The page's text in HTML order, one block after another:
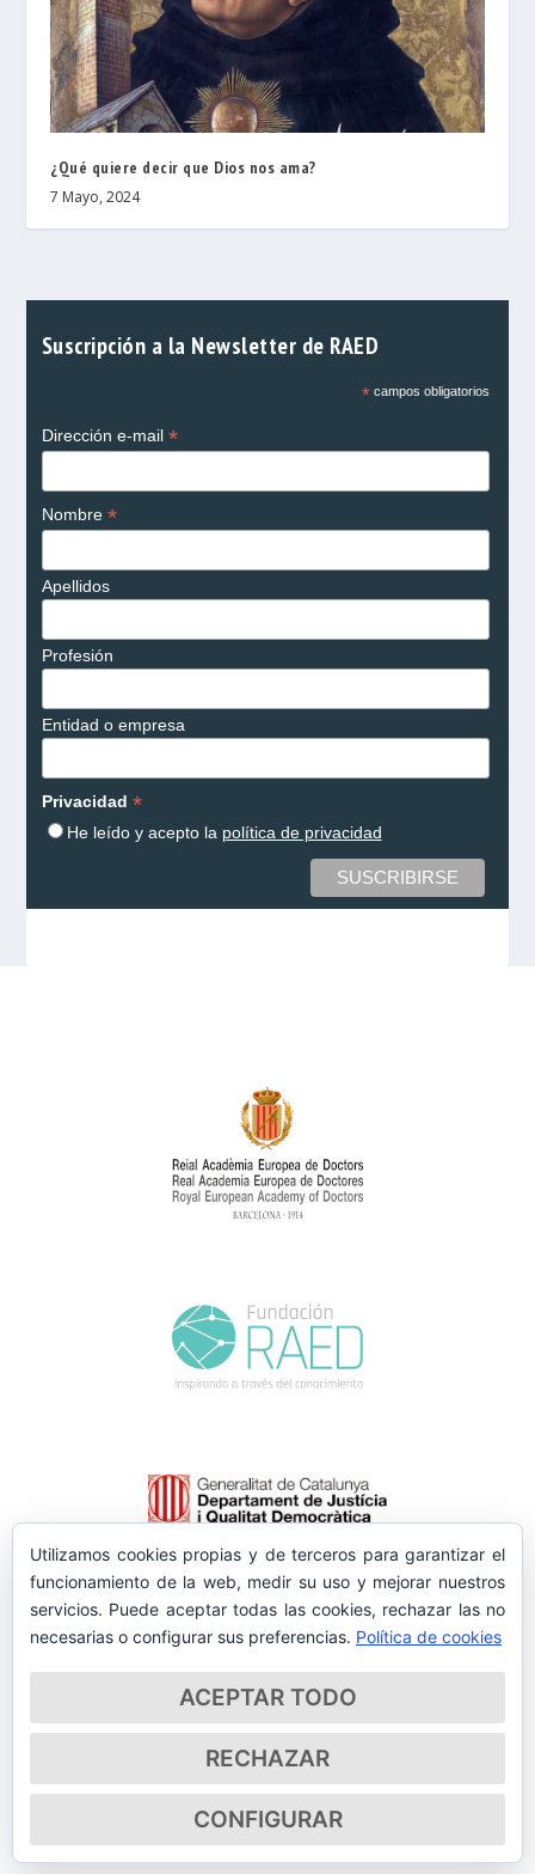
¿Qué quiere decir que Dios nos ama?
7 Mayo, 2024
Suscripción a la Newsletter de RAED
*campos obligatorios
Dirección e-mail *
Nombre *
Apellidos
Profesión
Entidad o empresa
Privacidad *
He leído y acepto la política de privacidad
Utilizamos cookies propias y de terceros para garantizar el
funcionamiento de la web, medir su uso y mejorar nuestros
servicios. Puede aceptar todas las cookies, rechazar las no
necesarias o configurar sus preferencias. Política de cookies
ACEPTAR TODO
RECHAZAR
CONFIGURAR